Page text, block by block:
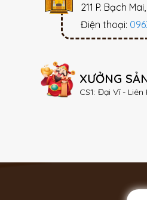
211 P. Bạch
Điện thoại:
XƯỞNG
CS1: Đại Vĩ -